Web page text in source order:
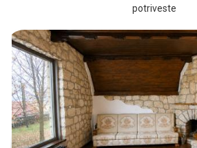
potriveste